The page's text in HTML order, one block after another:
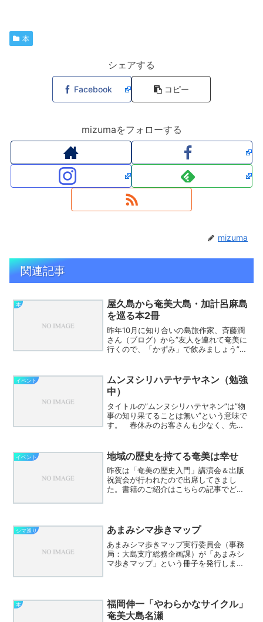
本
シェアする
Facebook コピー
mizumaをフォローする
mizuma
関連記事
本
屋久島から奄美大島・加計呂麻島
を巡る本2冊
昨年10月に知り合いの島旅作家、斉藤潤
さん（ブログ）から”友人を連れて奄美に
行くので、「かずみ」で飲みましょう”と
タ神に会って本を書くと聞いていました
が、今年1月末に斉藤...
イベント
ムンヌシリハテヤテヤネン（勉強
中）
タイトルの”ムンヌシリハテヤネン”は”物
事の知り果てることは無い”という意味で
す。 春休みのお客さんも少なく、先行
や海を楽しむ期間限定ツアーを始めまし
た。「奄美 夏あし...
イベント 地域の歴史を持てる奄美は幸せ
昨夜は「奄美の歴史入門」講演会＆出版
祝賀会が行われたので出席してきまし
た。書籍のご紹介はこちらの記事でどう
麓先生が「教科...
シマ巡り あまみシマ歩きマップ
あまみシマ歩きマップ実行委員会（事務
局：大島支庁総務企画課）が「あまみシ
マ歩きマップ」という冊子を発行しまし
利：赤木名・大...
本
福岡伸一「やわらかなサイクル」
奄美大島名瀬